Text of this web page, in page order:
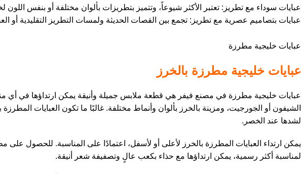
عبايات سوداء مع تطريز: تعتبر الأكثر شيوعاً، وتتميز بتطريزات بألوان مختلفة أو بنفس اللون
عبايات بتصاميم عصرية مع تطريز: تجمع بين القصات الحديثة ولمسات التطريز التقليدية أو
عبايات خليجية مطرزة
عبايات خليجية مطرزة بالخرز
عبايات خليجية مطرزة في مصنع فيفر هي قطعة ملابس جميلة وأنيقة يمكن ارتداؤها في
الشيفون أو الجورجيت، ومزينة بالخرز بألوان وأنماط مختلفة. غالبًا ما تكون العبايات
لشدها عند الخصر.
يمكن ارتداء العبايات المطرزة بالخرز لأعلى أو لأسفل، اعتمادًا على المناسبة. للحصول
لمناسبة أكثر رسمية، يمكن ارتداؤها مع حذاء بكعب عالٍ وتصفيفة شعر أنيقة.